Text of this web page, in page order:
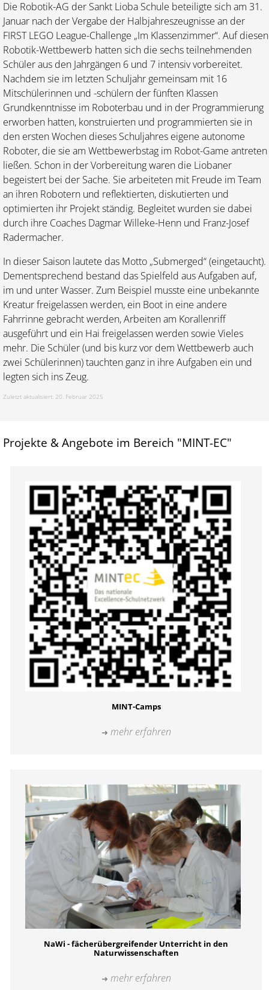
Die Robotik-AG der Sankt Lioba Schule beteiligte sich am 31.
Januar nach der Vergabe der Halbjahreszeugnisse an der
FIRST LEGO League-Challenge „Im Klassenzimmer“. Auf diesen
Robotik-Wettbewerb hatten sich die sechs teilnehmenden
Schüler aus den Jahrgängen 6 und 7 intensiv vorbereitet.
Nachdem sie im letzten Schuljahr gemeinsam mit 16
Mitschülerinnen und -schülern der fünften Klassen
Grundkenntnisse im Roboterbau und in der Programmierung
erworben hatten, konstruierten und programmierten sie in
den ersten Wochen dieses Schuljahres eigene autonome
Roboter, die sie am Wettbewerbstag im Robot-Game antreten
ließen. Schon in der Vorbereitung waren die Liobaner
begeistert bei der Sache. Sie arbeiteten mit Freude im Team
an ihren Robotern und reflektierten, diskutierten und
optimierten ihr Projekt ständig. Begleitet wurden sie dabei
durch ihre Coaches Dagmar Willeke-Henn und Franz-Josef
Radermacher.
In dieser Saison lautete das Motto „Submerged“ (eingetaucht).
Dementsprechend bestand das Spielfeld aus Aufgaben auf,
im und unter Wasser. Zum Beispiel musste eine unbekannte
Kreatur freigelassen werden, ein Boot in eine andere
Fahrrinne gebracht werden, Arbeiten am Korallenriff
ausgeführt und ein Hai freigelassen werden sowie Vieles
mehr. Die Schüler (und bis kurz vor dem Wettbewerb auch
zwei Schülerinnen) tauchten ganz in ihre Aufgaben ein und
legten sich ins Zeug.
Zuletzt aktualisiert: 20. Februar 2025
Projekte & Angebote im Bereich "MINT-EC"
MINT-Camps
mehr erfahren
NaWi - fächerübergreifender Unterricht in den
Naturwissenschaften
mehr erfahren